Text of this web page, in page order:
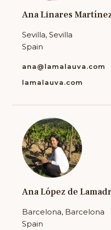
Ana Linares
Sevilla, Sevilla
Spain
ana@lamalauva.com
lamalauva.com
Ana López de
Barcelona, Barcelona
Spain